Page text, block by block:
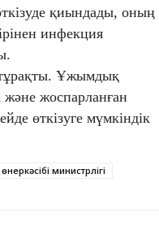
қиындады, оның
инфекция
тұрақты. Ұжымдық
және жоспарланған
өткізуге мүмкіндік
министрлігі